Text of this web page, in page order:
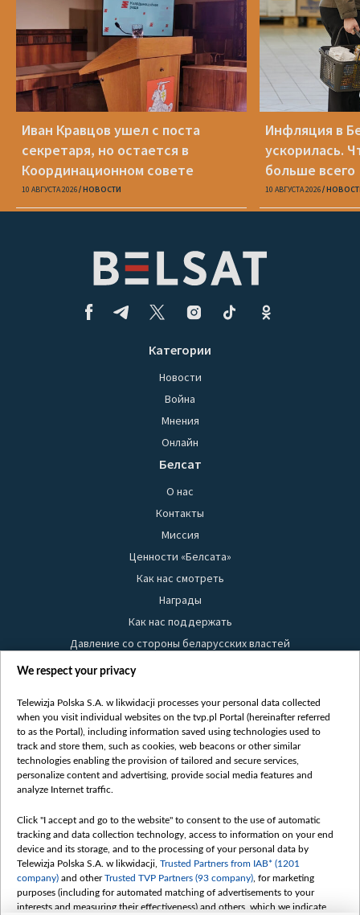
Иван Кравцов ушел с поста
секретаря, но остается в
Координационном совете
10 АВГУСТА 2026 НОВОСТИ
Инфляция в
ускорилась.
больше всего
10 АВГУСТА 2026
Категории
Новости
Война
Мнения
Онлайн
Белсат
О нас
Контакты
Миссия
Ценности «Белсата»
Как нас смотреть
Награды
Как нас поддержать
Давление со стороны беларусских властей
Правила использования материалов
Безопасность
Youtube
Белсат news
Белсат Life
Belsat English
Biełsat PL
Белсат Now
Белсат Shorts
Белсат History
We respect your privacy
Telewizja Polska S.A. w likwidacji processes your personal data collected
when you visit individual websites on the tvp.pl Portal (hereinafter referred
to as the Portal), including information saved using technologies used to
track and store them, such as cookies, web beacons or other similar
technologies enabling the provision of tailored and secure services,
personalize content and advertising, provide social media features and
analyze Internet traffic.
Click "I accept and go to the website" to consent to the use of automatic
tracking and data collection technology, access to information on your end
device and its storage, and to the processing of your personal data by
Telewizja Polska S.A. w likwidacji, Trusted Partners from IAB* (1201
company) and otherTrusted TVP Partners (93 company) , for marketing
purposes (including for automated matching of advertisements to your
interests and measuring their effectiveness) and others, which we indicate